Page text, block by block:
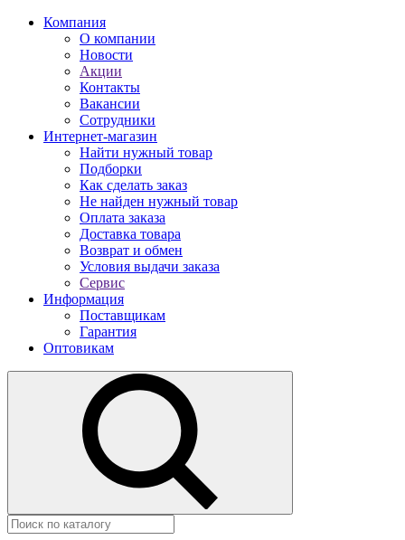
Компания
О компании
Новости
Акции
Контакты
Вакансии
Сотрудники
Интернет-магазин
Найти нужный товар
Подборки
Как сделать заказ
Не найден нужный товар
Оплата заказа
Доставка товара
Возврат и обмен
Условия выдачи заказа
Сервис
Информация
Поставщикам
Гарантия
Оптовикам